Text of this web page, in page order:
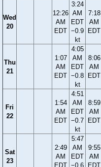
Wed
20
12:26
AM
EDT
3:24
AM
EDT
−0.9
kt
7:18
AM
EDT
Thu
21
1:07
AM
EDT
4:05
AM
EDT
−0.8
kt
8:06
AM
EDT
Fri
22
1:54
AM
EDT
4:51
AM
EDT
−0.7
kt
8:59
AM
EDT
Sat
23
2:49
AM
EDT
5:47
AM
EDT
−0.6
9:55
AM
EDT